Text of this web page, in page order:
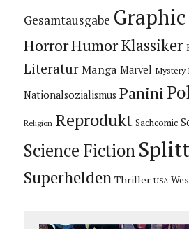
Gesamtausgabe
HorrorHumorKlassiker
Literatur Manga Marvel Mystery
Nationalsozialismus Panini
Religion Reprodukt Sachcomic
Science Fiction
Superhelden Thriller USA